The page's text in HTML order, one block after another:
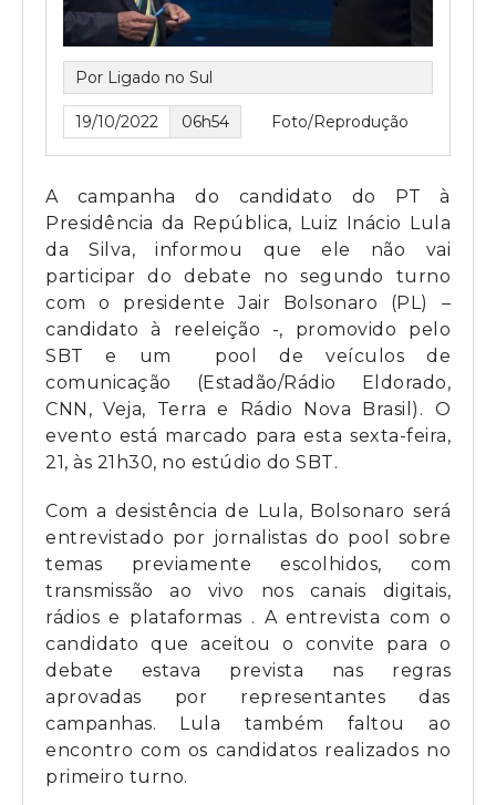
Por Ligado no Sul
19/10/2022 06h54 Foto/Reprodução
A campanha do candidato do PT à
Presidência da República, Luiz Inácio Lula
da Silva, informou que ele não vai
participar do debate no segundo turno
com o presidente Jair Bolsonaro (PL) –
candidato à reeleição -, promovido pelo
SBT e um pool de veículos de
comunicação (Estadão/Rádio Eldorado,
CNN, Veja, Terra e Rádio Nova Brasil). O
evento está marcado para esta sexta-feira,
21, às 21h30, no estúdio do SBT.
Com a desistência de Lula, Bolsonaro será
entrevistado por jornalistas do pool sobre
temas previamente escolhidos, com
transmissão ao vivo nos canais digitais,
rádios e plataformas . A entrevista com o
candidato que aceitou o convite para o
debate estava prevista nas regras
aprovadas por representantes das
campanhas. Lula também faltou ao
encontro com os candidatos realizados no
primeiro turno.